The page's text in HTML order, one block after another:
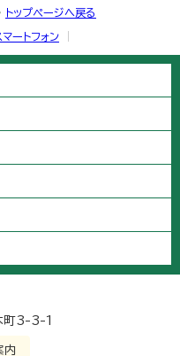
トップページへ戻る
マートフォン
町3-3-1
内